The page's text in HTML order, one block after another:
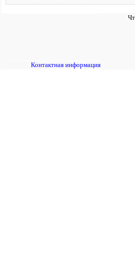
Контактная информация